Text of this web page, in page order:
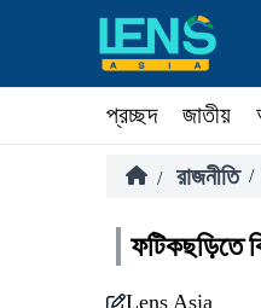
প্রচ্ছদ জাতীয়
/ রাজনীতি /
ফটিকছড়িতে
Lens Asia